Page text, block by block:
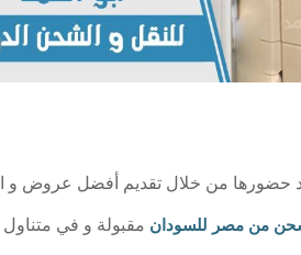
حضورها من خلال تقديم أفضل عروض و
من مصر للسودان مقبولة و في متناول